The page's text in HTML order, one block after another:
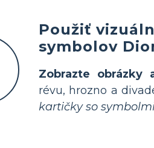
Použiť
symbolov
Zobrazte obrázky
révu, hrozno a
kartičky so